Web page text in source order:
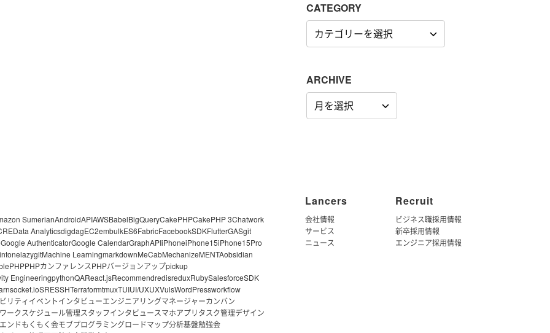
CATEGORY
CATEGORY
ARCHIVE
ARCHIVE
SumerianAndroidAPIAWSBabelBigQueryCakePHPCakePHP 3Chatwork
Data AnalyticsdigdagEC2embulkES6FabricFacebookSDKFlutterGASgit
Google AuthenticatorGoogle CalendarGraphAPIiPhoneiPhone15iPhone15Pro
lazygitMachine LearningmarkdownMeCabMechanizeMENTAobsidian
PHPPHPカンファレンスPHPバージョンアップpickup
EngineeringpythonQAReact.jsRecommendredisreduxRubySalesforceSDK
socket.ioSRESSHTerraformtmuxTUIUI/UXUXVulsWordPressworkflow
リティ イベントインタビューエンジニアリングマネージャーカンバン
ークスケジュール管理スタッフインタビュースマホアプリタスク管理デザイン
ンドもくもく会モブプログラミングロードマップ分析基盤勉強会
Lancers
会社情報
サービス
ニュース
Recruit
ビジネス職採用情報
新卒採用情報
エンジニア採用情報